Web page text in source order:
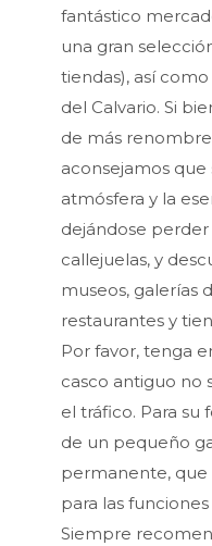
fantástico
una gran
tiendas), así
del Calvario. Si
de más
aconsejamos
atmósfera y la
dejándose
callejuelas, y
museos, galerías
restaurantes y
Por favor, tenga
casco antiguo no
el tráfico. Para su
de un pequeño
permanente, que
para las
Siempre